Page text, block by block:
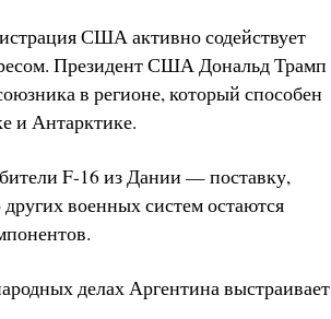
США активно содействует
Президент США Дональд Трамп
в регионе, который способен
и Антарктике.
F-16 из Дании — поставку,
военных систем остаются
делах Аргентина выстраивает